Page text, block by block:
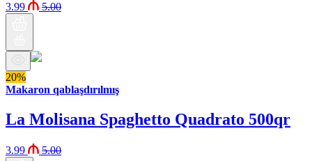
3.99 5.00
20%
Makaron qablaşdırılmış
La Molisana Spaghetto Quadrato 500qr
3.99 5.00